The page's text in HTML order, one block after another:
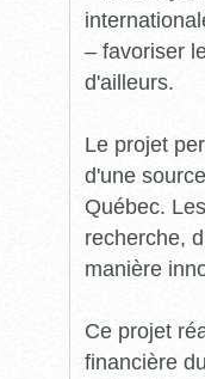
– favoriser
d'ailleurs.
Le projet
d'une
Québec.
recherche,
manière
Ce projet
financière